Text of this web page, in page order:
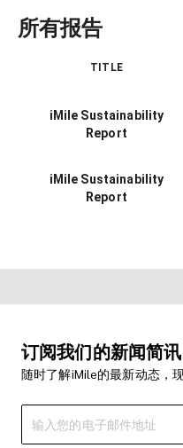
所有报告
TITLE
iMile Sustainability
Report
iMile Sustainability
Report
订阅我们的新闻简讯
随时了解iMile的最新动态，